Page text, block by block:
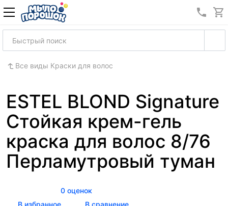
8
Все виды Краски для волос
ESTEL BLOND Signature
Стойкая крем-гель
краска для волос 8/76
Перламутровый туман
0 оценок
В избранное
В сравнение